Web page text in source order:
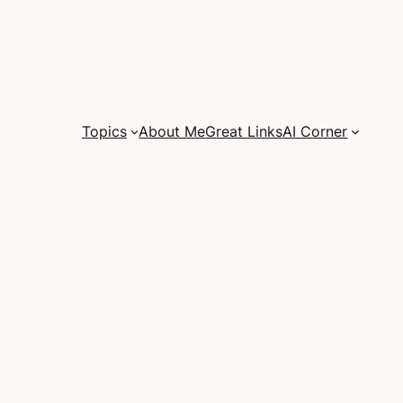
Topics About MeGreat LinksAI Corner